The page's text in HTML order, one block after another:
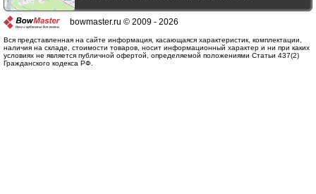
bowmaster.ru © 2009 - 2026
Вся представленная на сайте информация, касающаяся характеристик, комплектации,
наличия на складе, стоимости товаров, носит информационный характер и ни при каких
условиях не является публичной офертой, определяемой положениями Статьи 437(2)
Гражданского кодекса РФ.